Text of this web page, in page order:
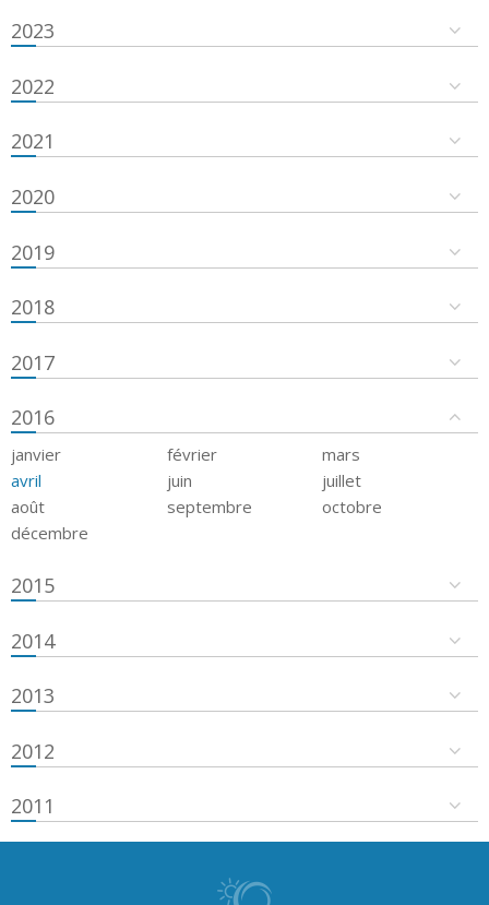
2023
2022
2021
2020
2019
2018
2017
2016
janvier février
mars
avril
juin
juillet
août
septembre
octobre
décembre
2015
2014
2013
2012
2011